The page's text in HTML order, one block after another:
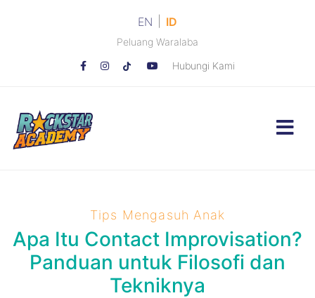
EN ID
Peluang Waralaba
Hubungi Kami
Tips Mengasuh Anak
Apa Itu Contact Improvisation?
Panduan untuk Filosofi dan
Tekniknya